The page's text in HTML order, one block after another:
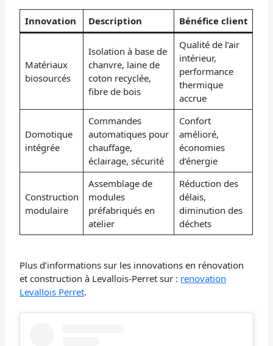
Innovation Description Bénéfice client
Matériaux
biosourcés
Isolation à base de
chanvre, laine de
coton recyclée,
fibre de bois
Qualité de l’air
intérieur,
performance
thermique
accrue
Domotique
intégrée
Commandes
automatiques pour
chauffage,
éclairage, sécurité
Confort
amélioré,
économies
d’énergie
Construction
modulaire
Assemblage de
modules
préfabriqués en
atelier
Réduction des
délais,
diminution des
déchets
Plus d’informations sur les innovations en rénovation
et construction à Levallois-Perret sur : renovation
Levallois Perret.